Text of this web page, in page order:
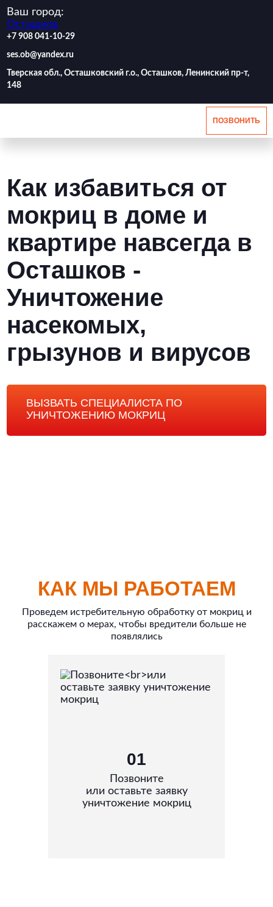
Ваш город:
Осташков
‪+7 908 041-10-29
ses.ob@yandex.ru
Тверская обл., Осташковский г.о., Осташков, Ленинский пр-т,
148
ПОЗВОНИТЬ
Как избавиться от
мокриц в доме и
квартире навсегда в
Осташков -
Уничтожение
насекомых,
грызунов и вирусов
ВЫЗВАТЬ СПЕЦИАЛИСТА ПО
УНИЧТОЖЕНИЮ МОКРИЦ
КАК МЫ РАБОТАЕМ
Проведем истребительную обработку от мокриц и
расскажем о мерах, чтобы вредители больше не
появлялись
01
Позвоните
или оставьте заявку
уничтожение мокриц